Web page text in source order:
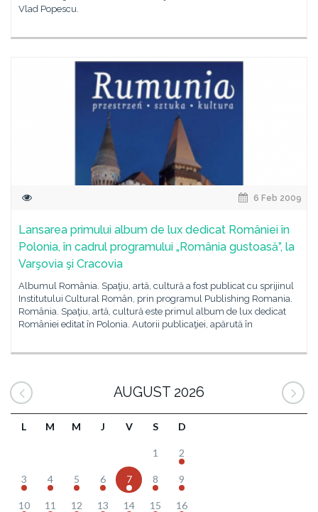
Vlad Popescu.
6 Feb 2009
Lansarea primului album de lux dedicat României în
Polonia, în cadrul programului „România gustoasă”, la
Varşovia şi Cracovia
Albumul România. Spaţiu, artă, cultură a fost publicat cu sprijinul
Institutului Cultural Român, prin programul Publishing Romania.
România. Spaţiu, artă, cultură este primul album de lux dedicat
României editat în Polonia. Autorii publicaţiei, apărută în
AUGUST 2026
L M M J V S D
1 2
3 4 5 6 7 8 9
10 11 12 13 14 15 16